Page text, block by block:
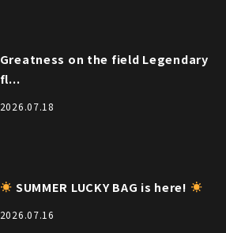
Greatness on the field Legendary
fl...
2026.07.18
SUMMER LUCKY BAG is here!
2026.07.16